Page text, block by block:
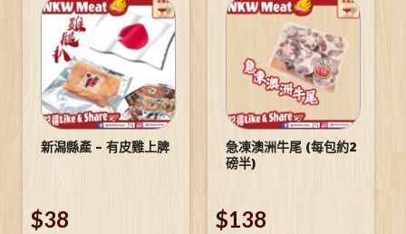
新潟縣產 – 有皮雞上脾
$38
急凍澳洲牛尾 (每包約2
磅半)
$138